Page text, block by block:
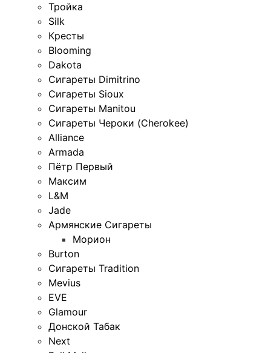
Тройка
Silk
Кресты
Blooming
Dakota
Сигареты Dimitrino
Сигареты Sioux
Сигареты Manitou
Сигареты Чероки (Cherokee)
Alliance
Armada
Пётр Первый
Максим
L&M
Jade
Армянские Сигареты
Морион
Burton
Сигареты Tradition
Mevius
EVE
Glamour
Донской Табак
Next